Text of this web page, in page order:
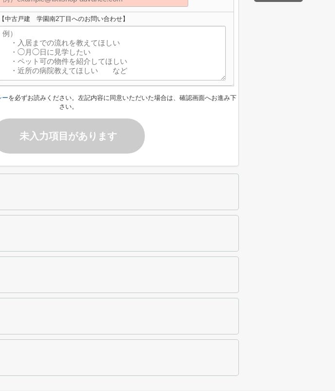
【中古戸建 学園南2丁目へのお問い合わせ】
ーを必ずお読みください。左記内容に同意いただいた場合は、確認画面へお進み下
さい。
未入力項目があります